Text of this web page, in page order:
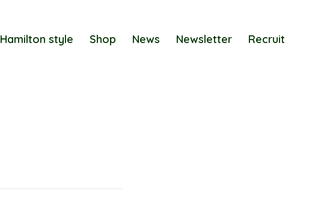
Hamilton style Shop News Newsletter Recruit